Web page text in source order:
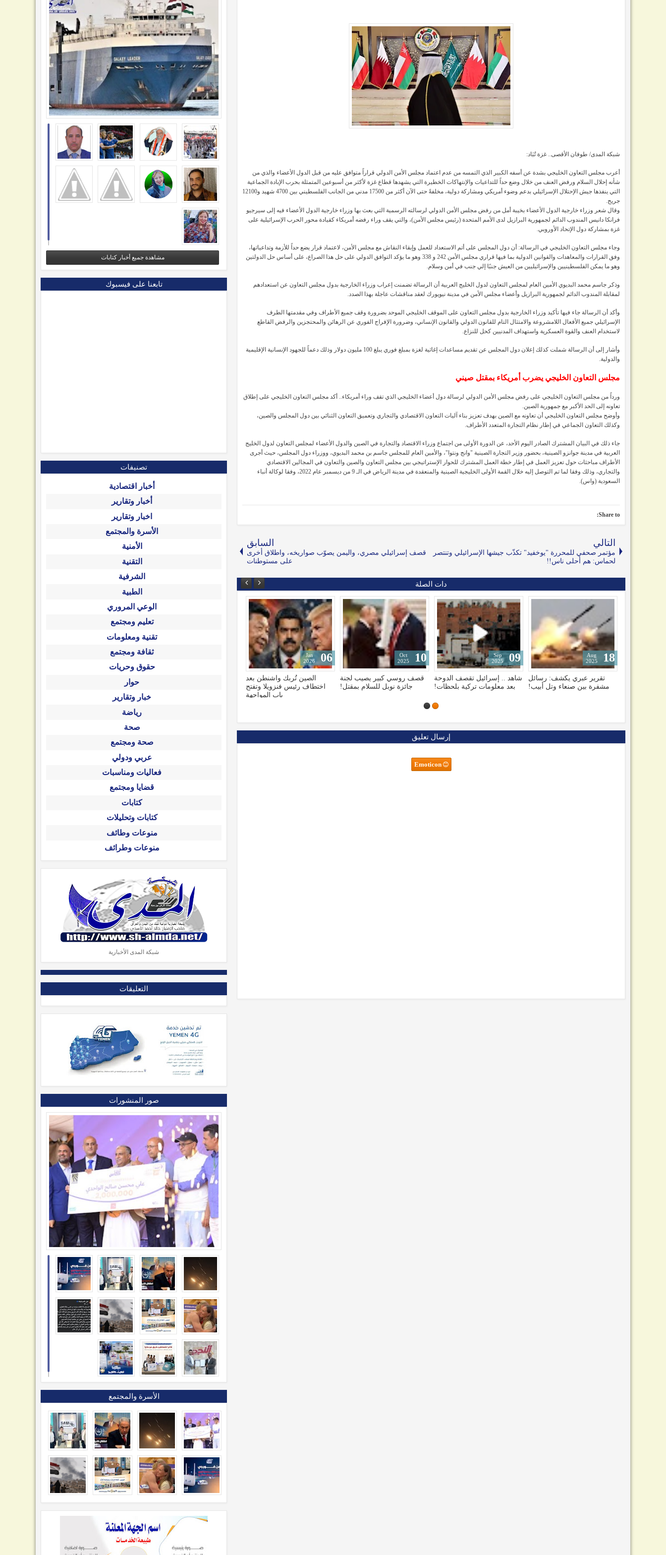
شبكة المدى/ طوفان الأقصى.. غزة تُبَاد:
أعرب مجلس التعاون الخليجي بشدة عن أسفه الكبير الذي التمسه من عدم اعتماد مجلس الأمن الدولي قراراً متوافق عليه من قبل الدول الأعضاء والذي من
شأنه إحلال السلام ورفض العنف من خلال وضع حداً للتداعيات والإنتهاكات الخطيرة التي يشهدها قطاع غزة لأكثر من أسبوعين المتمثلة بحرب الإبادة الجماعية
التي ينفذها جيش الإحتلال الإسرائيلي بدعم وضوء أمريكي ومشاركة دولية، مخلفةً حتى الآن أكثر من 17500 مدني من الجانب الفلسطيني بين 4700 شهيد و12100
جريح.
وقال شعر وزراء خارجية الدول الأعضاء بخيبة أمل من رفض مجلس الأمن الدولي لرسالته الرسمية التي بعث بها وزراء خارجية الدول الأعضاء فيه إلى سيرجيو
فرانكا دانيس المندوب الدائم لجمهورية البرازيل لدى الأمم المتحدة (رئيس مجلس الأمن)، والتي يقف وراء رفضه أمريكاء كقيادة محور الحرب الإسرائيلية على
غزة بمشاركة دول الإتحاد الأوروبي.
وجاء مجلس التعاون الخليجي في الرسالة: أن دول المجلس على أتم الاستعداد للعمل وإبقاء النقاش مع مجلس الأمن، لاعتماد قرار يضع حداً للأزمة وتداعياتها،
وفق القرارات والمعاهدات والقوانين الدولية بما فيها قراري مجلس الأمن 242 و 338 وهو ما يؤكد التوافق الدولي على حل هذا الصراع، على أساس حل الدولتين
وهو ما يمكن الفلسطينيين والإسرائيليين من العيش جنبًا إلي جنب في أمن وسلام.
وذكر جاسم محمد البديوي الأمين العام لمجلس التعاون لدول الخليج العربية أن الرسالة تضمنت إعراب وزراء الخارجية بدول مجلس التعاون عن استعدادهم
لمقابلة المندوب الدائم لجمهورية البرازيل وأعضاء مجلس الأمن في مدينة نيويورك لعقد مناقشات عاجلة بهذا الصدد.
وأكد أن الرسالة جاء فيها تأكيد وزراء الخارجية بدول مجلس التعاون على الموقف الخليجي الموحد بضرورة وقف جميع الأطراف وفي مقدمتها الطرف
الإسرائيلي جميع الأفعال اللامشروعة والامتثال التام للقانون الدولي والقانون الإنساني، وضرورة الإفراج الفوري عن الرهائن والمحتجزين والرفض القاطع
لاستخدام العنف والقوة العسكرية واستهداف المدنيين كحل للنزاع.
وأشار إلى أن الرسالة شملت كذلك إعلان دول المجلس عن تقديم مساعدات إغاثية لغزة بمبلغ فوري يبلغ 100 مليون دولار وذلك دعماً للجهود الإنسانية الإقليمية
والدولية.
مجلس التعاون الخليجي يضرب أمريكاء بمقتل صيني
ورداً من مجلس التعاون الخليجي على رفض مجلس الأمن الدولي لرسالة دول أعضاء الخليجي الذي تقف وراء أمريكاء.. أكد مجلس التعاون الخليجي على إطلاق
تعاونه إلى الحد الأكبر مع جمهورية الصين.
وأوضح مجلس التعاون الخليجي أن تعاونه مع الصين بهدف تعزيز بناء آليات التعاون الاقتصادي والتجاري وتعميق التعاون الثنائي بين دول المجلس والصين،
وكذلك التعاون الجماعي في إطار نظام التجارة المتعدد الأطراف.
جاء ذلك في البيان المشترك الصادر اليوم الأحد، عن الدورة الأولى من اجتماع وزراء الاقتصاد والتجارة في الصين والدول الأعضاء لمجلس التعاون لدول الخليج
العربية في مدينة جوانزو الصينية، بحضور وزير التجارة الصينية "وانج ونتوا"، والأمين العام للمجلس جاسم بن محمد البديوي، ووزراء دول المجلس، حيث أجرى
الأطراف مباحثات حول تعزيز العمل في إطار خطة العمل المشترك للحوار الإستراتيجي بين مجلس التعاون والصين والتعاون في المجالين الاقتصادي
والتجاري، وذلك وفقا لما تم التوصل إليه خلال القمة الأولى الخليجية الصينية والمنعقدة في مدينة الرياض في الـ 9 من ديسمبر عام 2022، وفقا لوكالة أنباء
السعودية (واس).
Share to:
التالي
مؤتمر صحفي للمحررة "يوخفيد" تكذّب جيشها الإسرائيلي وتنتصر
لحماس: هم أحلى ناس!!
السابق
قصف إسرائيلي مصري، واليمن يصوّب صواريخه، واطلاق أخرى
على مستوطنات
دات الصلة
شاهد .. إسرائيل تقصف الدوحة
بعد معلومات تركية بلحظات!
تقرير عبري يكشف: رسائل
مشفرة بين صنعاء وتل أبيب!
18
Aug
2025
مصالح مصر تخفي تقاربها مع
"إخوان سوريا"، وتصاعُد التوتر
Dec
2024
الصين تُربك واشنطن بعد
اختطاف رئيس فنزويلا وتفتح
06
Jan
2026
قصف روسي كبير يصيب لجنة
جائزة نوبل للسلام بمقتل!
10
Oct
2025
شاهد .. إسرائيل تقصف الدوحة
بعد معلومات تركية بلحظات!
إرسال تعليق
Emoticon
مشاهدة جميع أخبار كتابات
تابعنا على فيسبوك
تصنيفات
أخبار اقتصادية
أخبار وتقارير
اخبار وتقارير
الأسرة والمجتمع
الأمنية
التقنية
الشرفية
الطبية
الوعي المروري
تعليم ومجتمع
تقنية ومعلومات
ثقافة ومجتمع
حقوق وحريات
حوار
خبار وتقارير
رياضة
صحة
صحة ومجتمع
عربي ودولي
فعاليات ومناسبات
قضايا ومجتمع
كتابات
كتابات وتحليلات
منوعات وطائف
منوعات وطرائف
شبكة المدى الأخبارية
التعليقات
صور المنشورات
الأسرة والمجتمع